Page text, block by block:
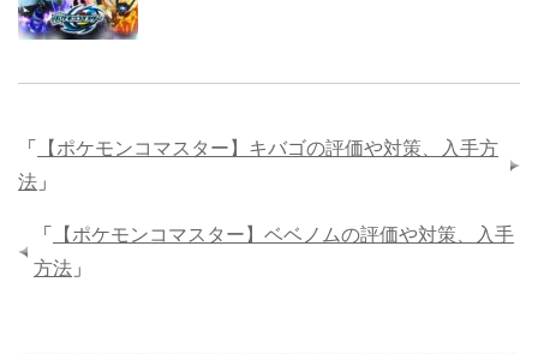
「
【ポケモンコマスター】キバゴの評価や対策、入手方
法 」
「
【ポケモンコマスター】ベベノムの評価や対策、入手
方法 」